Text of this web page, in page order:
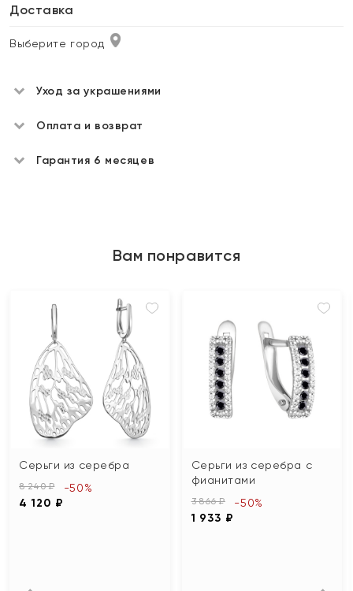
Доставка
Выберите город
Уход за украшениями
Оплата и возврат
Гарантия 6 месяцев
Вам понравится
Серьги из серебра
8 240 ₽
4 120 ₽
-50%
Серьги из серебра с
фианитами
3 866 ₽
1 933 ₽
-50%